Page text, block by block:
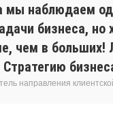
мы наблюдаем
бизнеса, но
чем в
направления